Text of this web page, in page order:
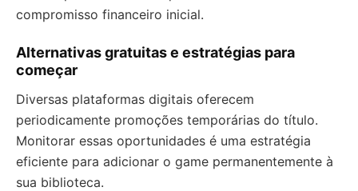
compromisso financeiro inicial.
Alternativas gratuitas e estratégias para
começar
Diversas plataformas digitais oferecem
periodicamente promoções temporárias do título.
Monitorar essas oportunidades é uma estratégia
eficiente para adicionar o game permanentemente à
sua biblioteca.